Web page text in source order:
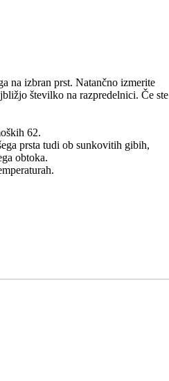
na izbran prst. Natančno izmerite
številko na razpredelnici. Če ste
62.
prsta tudi ob sunkovitih gibih,
obtoka.